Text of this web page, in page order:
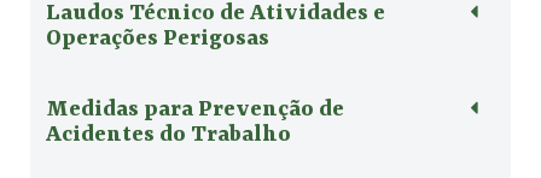
Laudos Técnico de Atividades e
Operações Perigosas
Medidas para Prevenção de
Acidentes do Trabalho